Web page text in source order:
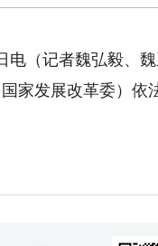
（记者魏弘毅、魏
家发展改革委）依